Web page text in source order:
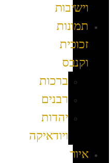
וישיבות
תמונות
זכוכית
וקנבס
ברכות
רבנים
יהדות
ויודאיקה
איור